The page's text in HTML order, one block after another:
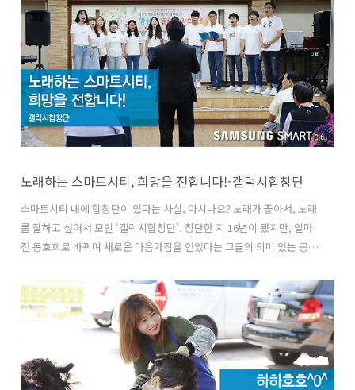
한 통삼겹을 하루 냉장 보관 후 조리하면 맛이 배가 된다는 점! 에어프라
이어에 넣을 땐 기름 쪽이 위로 오게 해주세요! 15분만에 새우버터구이
를? 소금, 후추, 버터를 넉넉히 바른 새우를 에어프라이어 속으로~ 160
도 5분, 180도 5분, 마지막으로 한 번 더 160도에 5분! 15..
노래하는 스마트시티, 희망을 전합니다!-갤럭시합창단
스마트시티 내에 합창단이 있다는 사실, 아시나요? 노래가 좋아서, 노래
를 잘하고 싶어서 모인 ‘갤럭시합창단’. 창단한 지 16년이 됐지만, 얼마
전 동호회로 바뀌며 새로운 마음가짐을 얻었다는 그들의 의미 있는 공연
구미종합사회복지관이 떠들썩합니다. 3개월마다 열리는 지역 어르신들
의 잔치, ‘나눔음악회’가 열렸기 때문인데요. 색소폰 동호회의 협주가 울
려 퍼지는 이곳에 스마트시티의 유일무이한 합창단 ‘갤럭시합창단’이
공연을 펼치기 위해 찾아왔습니다! 2002년 창단, 올해로 16년 된 갤럭
시합창단. 하지만 이번 공연은 특별한 의미를 가지고 있다는데요. 큰 연
말행사 위주로 공연했던 ‘애니콜합창단’에서, 이름을 바꾸고 동호회로